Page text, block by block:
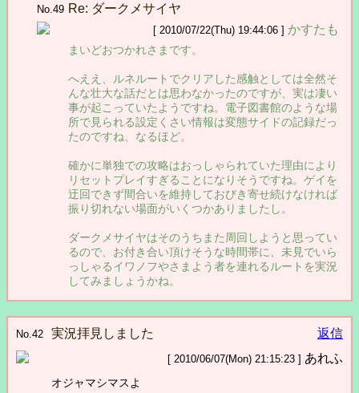
No.49 Re: ダークメサイヤ
[ 2010/07/22(Thu) 19:44:06 ] かすたも
まいどおつかれさまです。
へええ、ルネルートでクリアした感触としては全然そ
んな壮大な話だとは思わなかったのですが、実は凄い
事が起こっていたようですね。電子図書館のような場
所で見られる設定くさい情報は変態サイドの記録だっ
たのですね、なるほど。
確かに単独での攻略はおっしゃられていた理由により
リセットプレイすぎることになりそうですね。ゲイを
迂回できず間合いを維持しておびき寄せ続けなければ
振り切れない場面がいくつかありましたし。
ダークメサイヤはそのうちまた周回しようと思ってい
るので、お付き合い頂けそうな時間帯に、未見でいら
っしゃるイワノフやさまよう者を連れるルートを実況
してみましょうかね。
No.42 実況拝見しました 返信
[ 2010/06/07(Mon) 21:15:23 ] あれふ
オジャマシマスよ